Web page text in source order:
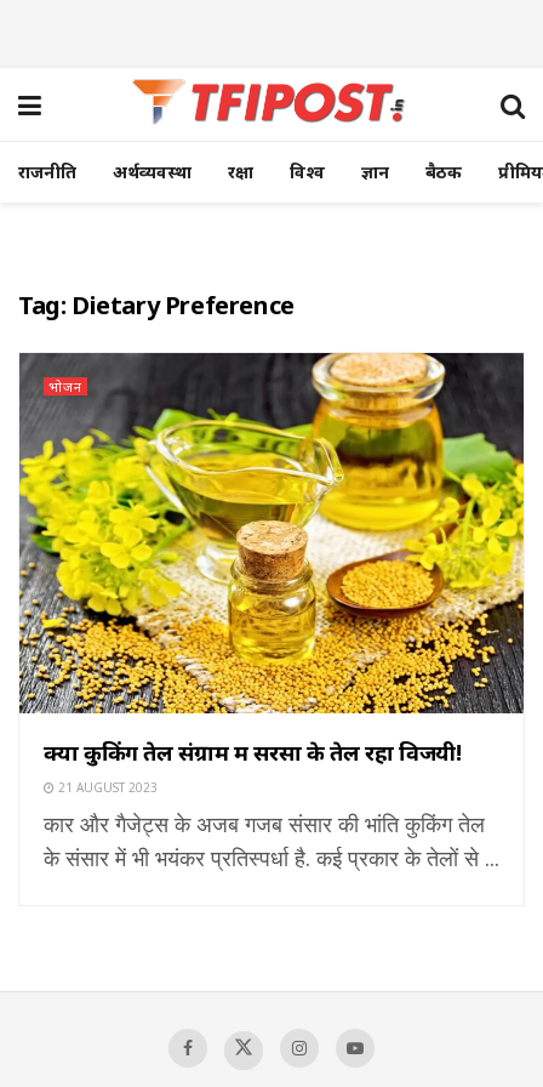
राजनीति अर्थव्यवस्था रक्षा विश्व ज्ञान बैठक
Tag: Dietary Preference
भोजन
क्यों कुकिंग तेल संग्राम में सरसों के तेल रहा विजयी!
21 AUGUST 2023
कार और गैजेट्स के अजब गजब संसार की भांति कुकिंग तेल
के संसार में भी भयंकर प्रतिस्पर्धा है. कई प्रकार के तेलों से ...